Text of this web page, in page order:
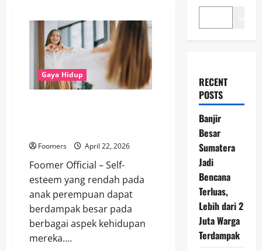
Gaya Hidup
Foomers April 22, 2026
Foomer Official – Self-
esteem yang rendah pada
anak perempuan dapat
berdampak besar pada
berbagai aspek kehidupan
mereka....
RECENT
POSTS
Banjir
Besar
Sumatera
Jadi
Bencana
Terluas,
Lebih dari 2
Juta Warga
Terdampak